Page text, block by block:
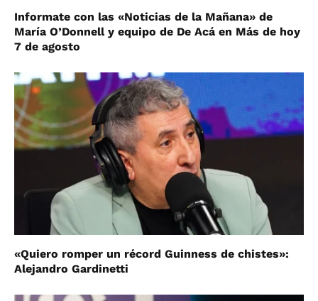
Informate con las «Noticias de la Mañana» de
María O’Donnell y equipo de De Acá en Más de hoy
7 de agosto
«Quiero romper un récord Guinness de chistes»:
Alejandro Gardinetti